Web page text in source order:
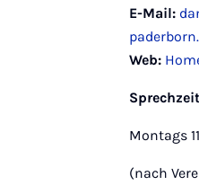
E-Mail:
Web:
Montags
(nach